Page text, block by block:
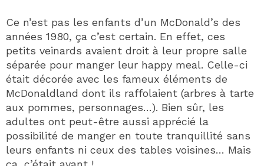
Ce n’est pas les enfants d’un McDonald’s des
années 1980, ça c’est certain. En effet, ces
petits veinards avaient droit à leur propre salle
séparée pour manger leur happy meal. Celle-ci
était décorée avec les fameux éléments de
McDonaldland dont ils raffolaient (arbres à tarte
aux pommes, personnages…). Bien sûr, les
adultes ont peut-être aussi apprécié la
possibilité de manger en toute tranquillité sans
leurs enfants ni ceux des tables voisines… Mais